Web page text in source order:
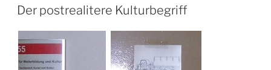
AM
Der postrealitere Kulturbegriff